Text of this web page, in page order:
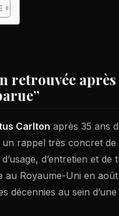
retrouvée après
Carlton après 35 ans
un rappel très concret
d’entretien et
au Royaume-Uni en
décennies au sein